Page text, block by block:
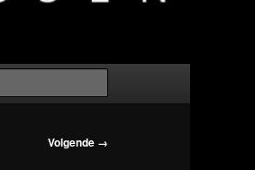
Volgende →